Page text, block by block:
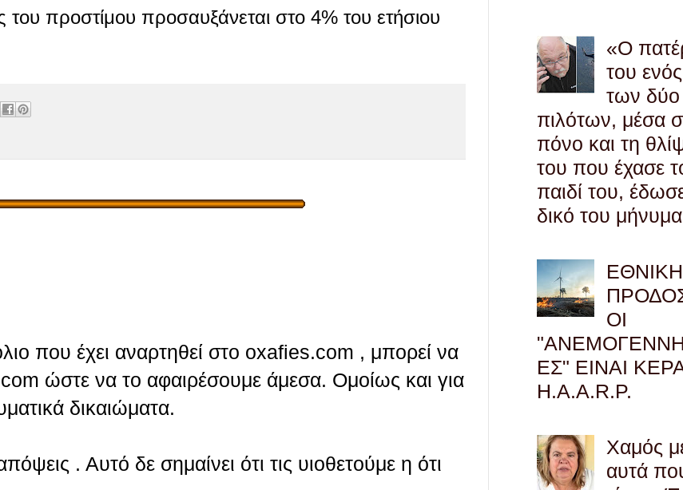
προστίμου προσαυξάνεται στο 4% του ετήσιου
που έχει αναρτηθεί στο oxafies.com , μπορεί να
ώστε να το αφαιρέσουμε άμεσα. Ομοίως και για
δικαιώματα.
. Αυτό δε σημαίνει ότι τις υιοθετούμε η ότι
«Ο
του
των δύο
πιλότων, μέσα
πόνο και τη
του που έχασε
παιδί του,
δικό του μήνυμα
ΕΘΝΙΚΗ
ΟΙ
ΕΣ" ΕΙΝΑΙ
H.A.A.R.P.
Χαμός
αυτά